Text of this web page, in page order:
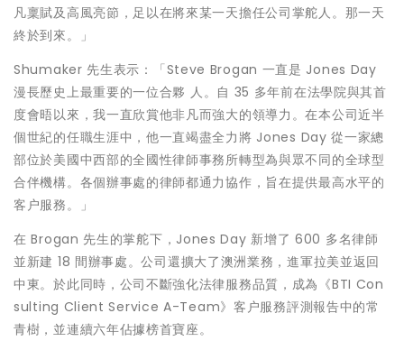
凡稟賦及高風亮節，足以在將來某一天擔任公司掌舵人。那一天
終於到來。」
Shumaker 先生表示：「Steve Brogan 一直是 Jones Day
漫長歷史上最重要的一位合夥 人。自 35 多年前在法學院與其首
度會晤以來，我一直欣賞他非凡而強大的領導力。在本公司近半
個世紀的任職生涯中，他一直竭盡全力將 Jones Day 從一家總
部位於美國中西部的全國性律師事務所轉型為與眾不同的全球型
合伴機構。各個辦事處的律師都通力協作，旨在提供最高水平的
客 户服務。」
在 Brogan 先生的掌舵下， Jones Day 新增了 600 多名律師
並新建 18 間辦事處。公司還擴大了澳洲業務，進軍拉美並返回
中東。於此同時，公司不斷強化法律服務品質，成為《BTI Con
sulting Client Service A-Team》客 户服務評測報告中的常
青樹，並連續六年佔據榜首寶座。